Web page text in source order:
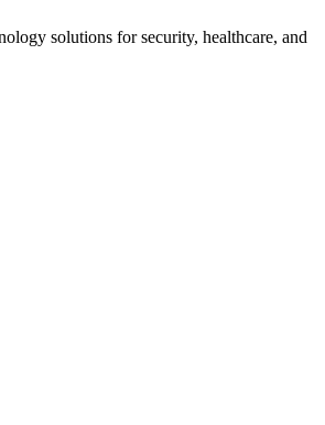
solutions for security, healthcare, and